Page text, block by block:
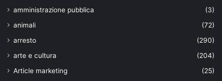
amministrazione pubblica
(3)
animali
(72)
arresto
(290)
arte e cultura
(204)
Article marketing
(25)